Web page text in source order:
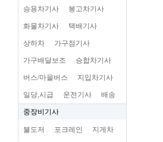
승용차기사 봉고차기사
화물차기사 택배기사
상하차 가구점기사
가구배달보조 승합차기사
버스/마을버스 지입차기사
일당,시급 운전기사 배송
중장비기사
불도저 포크레인 지게차